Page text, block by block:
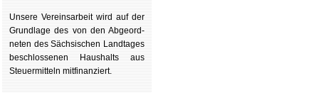
Unsere Ver­eins­ar­beit wird auf der
Grund­lage des von den Ab­ge­ord­
ne­ten des Säch­si­schen Land­tages
be­schlos­se­nen Haus­halts aus
Steu­er­mitteln mit­fi­nan­ziert.